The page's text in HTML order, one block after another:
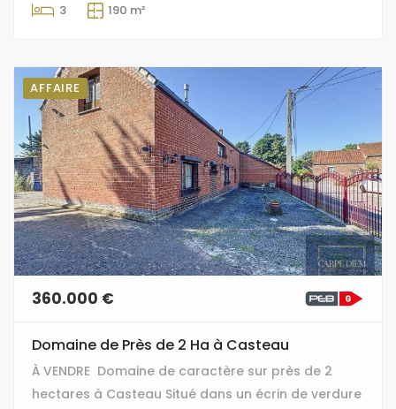
3 190 m²
AFFAIRE
360.000 €
Domaine de Près de 2 Ha à Casteau
À VENDRE  Domaine de caractère sur près de 2
hectares à Casteau Situé dans un écrin de verdure